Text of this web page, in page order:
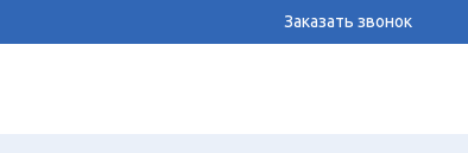
Заказать звонок